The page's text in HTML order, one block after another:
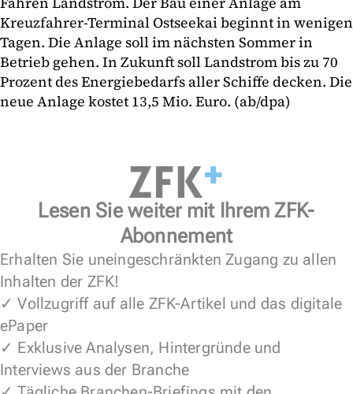
Kreuzfahrer-Terminal Ostseekai beginnt in wenigen
Tagen. Die Anlage soll im nächsten Sommer in
Betrieb gehen. In Zukunft soll Landstrom bis zu 70
Prozent des Energiebedarfs aller Schiffe decken. Die
neue Anlage kostet 13,5 Mio. Euro. (ab/dpa)
Lesen Sie weiter mit Ihrem ZFK-
Abonnement
Erhalten Sie uneingeschränkten Zugang zu allen
Inhalten der ZFK!
✓ Vollzugriff auf alle ZFK-Artikel und das digitale
ePaper
✓ Exklusive Analysen, Hintergründe und
Interviews aus der Branche